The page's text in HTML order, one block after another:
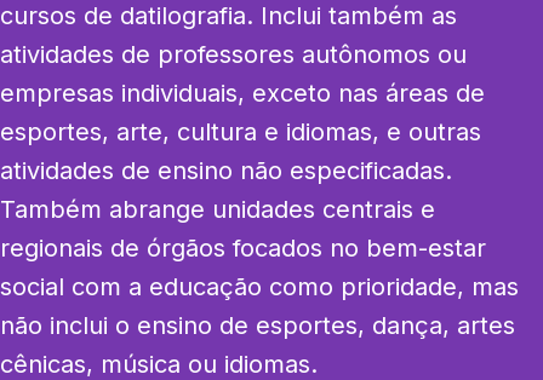
cursos de datilografia. Inclui também as
atividades de professores autônomos ou
empresas individuais, exceto nas áreas de
esportes, arte, cultura e idiomas, e outras
atividades de ensino não especificadas.
Também abrange unidades centrais e
regionais de órgãos focados no bem-estar
social com a educação como prioridade, mas
não inclui o ensino de esportes, dança, artes
cênicas, música ou idiomas.